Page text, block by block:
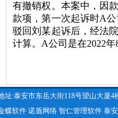
有撤销权。本案中，因
款项，第一次起诉时A
驳回刘某起诉后，经法
计算。A公司是在2022
:泰安市东岳大街118号望山大厦4
蝶软件 诺盾网络 智仁管理软件 泰